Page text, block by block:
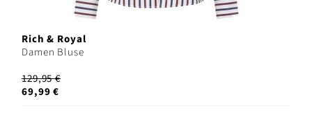
Rich & Royal
Damen Bluse
129,95 €
69,99 €